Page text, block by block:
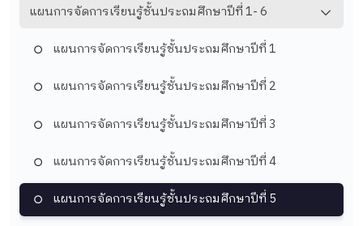
แผนการจัดการเรียนรู้ชั้นประถมศึกษาปีที่ 1- 6
แผนการจัดการเรียนรู้ชั้นประถมศึกษาปีที่ 1
แผนการจัดการเรียนรู้ชั้นประถมศึกษาปีที่ 2
แผนการจัดการเรียนรู้ชั้นประถมศึกษาปีที่ 3
แผนการจัดการเรียนรู้ชั้นประถมศึกษาปีที่ 4
แผนการจัดการเรียนรู้ชั้นประถมศึกษาปีที่ 5